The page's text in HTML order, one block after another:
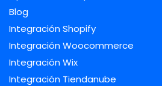
Blog
Integración Shopify
Integración Woocommerce
Integración Wix
Integración Tiendanube